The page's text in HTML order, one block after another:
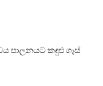
පාලනයට කඳුළු ගෑස්